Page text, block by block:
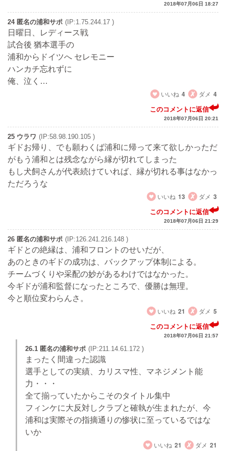
2018年07月06日 18:27
24 匿名の浦和サポ (IP:1.75.244.17 )
日曜日、レディース戦
試合後 猶本選手の
浦和からドイツへ セレモニー
ハンカチ忘れずに
俺、泣く…
いいね 4 ダメ 4
このコメントに返信
2018年07月06日 20:21
25 ウラワ (IP:58.98.190.105 )
ギドお帰り、でも願わくば浦和に帰って来て欲しかっただ
がもう浦和とは残念ながら縁が切れてしまった
もし犬飼さんが代表続けていれば、縁が切れる事はなかっ
ただろうな
いいね 13 ダメ 3
このコメントに返信
2018年07月06日 21:29
26 匿名の浦和サポ (IP:126.241.216.148 )
ギドとの絶縁は、浦和フロントのせいだが、
あのときのギドの成功は、バックアップ体制による。
チームづくりや采配の妙があるわけではなかった。
今ギドが浦和監督になったところで、優勝は無理。
今と順位変わらんさ。
いいね 21 ダメ 5
このコメントに返信
2018年07月06日 21:57
26.1 匿名の浦和サポ (IP:211.14.61.172 )
まったく間違った認識
選手としての実績、カリスマ性、マネジメント能
力・・・
全て揃っていたからこそのタイトル集中
フィンケに大反対しクラブと確執が生まれたが、今
浦和は実際その指摘通りの惨状に至っているではな
いか
いいね 21 ダメ 21